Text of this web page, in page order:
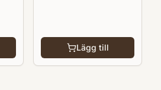
Lägg till